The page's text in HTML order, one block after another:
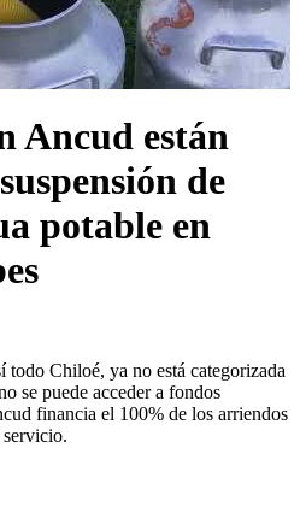
Ancud están
de
potable en
Chiloé, ya no está categorizada
se puede acceder a fondos
financia el 100% de los arriendos